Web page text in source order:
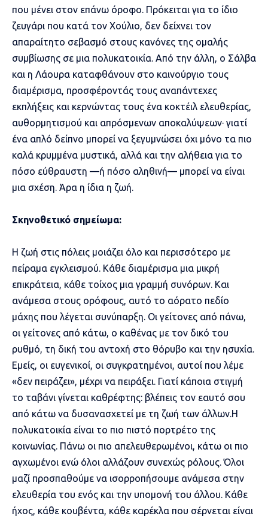
που μένει στον επάνω όροφο. Πρόκειται για το ίδιο
ζευγάρι που κατά τον Χούλιο, δεν δείχνει τον
απαραίτητο σεβασμό στους κανόνες της ομαλής
συμβίωσης σε μια πολυκατοικία. Από την άλλη, ο Σάλβα
και η Λάουρα καταφθάνουν στο καινούργιο τους
διαμέρισμα, προσφέροντάς τους αναπάντεχες
εκπλήξεις και κερνώντας τους ένα κοκτέιλ ελευθερίας,
αυθορμητισμού και απρόσμενων αποκαλύψεων· γιατί
ένα απλό δείπνο μπορεί να ξεγυμνώσει όχι μόνο τα πιο
καλά κρυμμένα μυστικά, αλλά και την αλήθεια για το
πόσο εύθραυστη —ή πόσο αληθινή— μπορεί να είναι
μια σχέση. Άρα η ίδια η ζωή.
Σκηνοθετικό σημείωμα:
Η ζωή στις πόλεις μοιάζει όλο και περισσότερο με
πείραμα εγκλεισμού. Κάθε διαμέρισμα μια μικρή
επικράτεια, κάθε τοίχος μια γραμμή συνόρων. Και
ανάμεσα στους ορόφους, αυτό το αόρατο πεδίο
μάχης που λέγεται συνύπαρξη. Οι γείτονες από πάνω,
οι γείτονες από κάτω, ο καθένας με τον δικό του
ρυθμό, τη δική του αντοχή στο θόρυβο και την ησυχία.
Εμείς, οι ευγενικοί, οι συγκρατημένοι, αυτοί που λέμε
«δεν πειράζει», μέχρι να πειράξει. Γιατί κάποια στιγμή
το ταβάνι γίνεται καθρέφτης: βλέπεις τον εαυτό σου
από κάτω να δυσανασχετεί με τη ζωή των άλλων.Η
πολυκατοικία είναι το πιο πιστό πορτρέτο της
κοινωνίας. Πάνω οι πιο απελευθερωμένοι, κάτω οι πιο
αγχωμένοι ενώ όλοι αλλάζουν συνεχώς ρόλους. Όλοι
μαζί προσπαθούμε να ισορροπήσουμε ανάμεσα στην
ελευθερία του ενός και την υπομονή του άλλου. Κάθε
ήχος, κάθε κουβέντα, κάθε καρέκλα που σέρνεται είναι